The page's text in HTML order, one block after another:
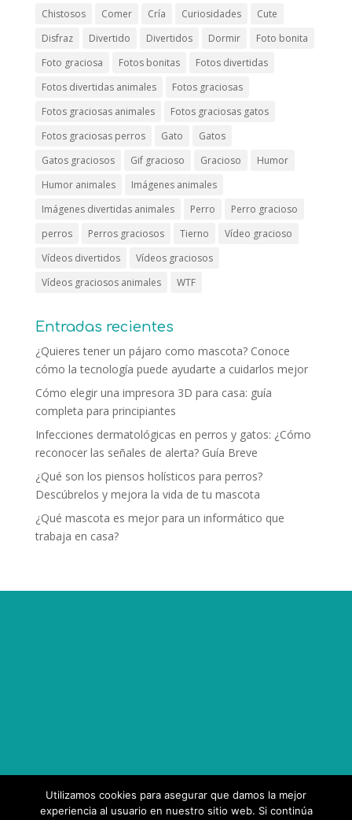
Chistosos
Comer Cría Curiosidades
Cute
Disfraz
Divertido Divertidos Dormir
Foto bonita
Foto graciosa
Fotos bonitas
Fotos divertidas
Fotos divertidas animales
Fotos graciosas
Fotos graciosas animales
Fotos graciosas gatos
Fotos graciosas perros
Gato
Gatos
Gatos graciosos
Gif gracioso Gracioso
Humor
Humor animales
Imágenes animales
Imágenes divertidas animales
Perro
Perro gracioso
perros
Perros graciosos Tierno
Vídeo gracioso
Vídeos divertidos
Vídeos graciosos
Vídeos graciosos animales
WTF
Entradas recientes
¿Quieres tener un pájaro como mascota? Conoce
cómo la tecnología puede ayudarte a cuidarlos mejor
Cómo elegir una impresora 3D para casa: guía
completa para principiantes
Infecciones dermatológicas en perros y gatos: ¿Cómo
reconocer las señales de alerta? Guía Breve
¿Qué son los piensos holísticos para perros?
Descúbrelos y mejora la vida de tu mascota
¿Qué mascota es mejor para un informático que
trabaja en casa?
Utilizamos cookies para asegurar que damos la mejor
experiencia al usuario en nuestro sitio web. Si continúa